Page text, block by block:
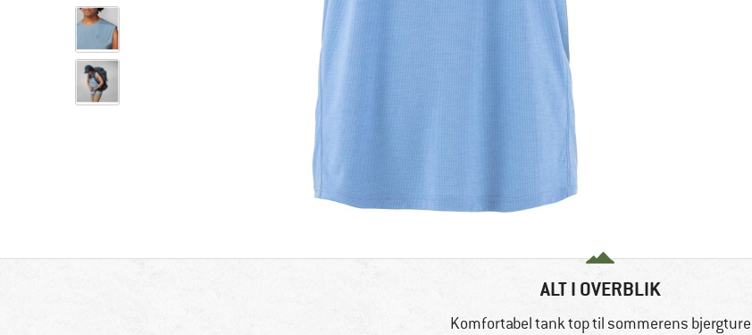
ALT I OVERBLIK
Komfortabel tank top til sommerens bjergture